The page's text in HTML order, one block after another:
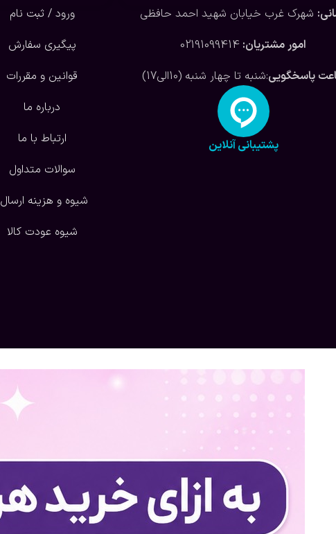
شهرک غرب خیابان شهید احمد حافظی
امور مشتریان: 02191099414
پاسخگویی:شنبه تا چهار شنبه (10الی17)
پشتیبانی آنلاین
ورود / ثبت نام
پیگیری سفارش
قوانین و مقررات
درباره ما
ارتباط با ما
سوالات متداول
شیوه و هزینه ارسال
شیوه عودت کالا